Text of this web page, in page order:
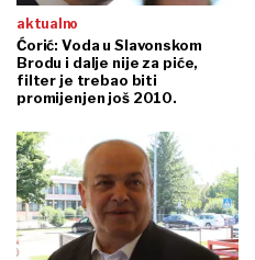
aktualno
Ćorić: Voda u Slavonskom
Brodu i dalje nije za piće,
filter je trebao biti
promijenjen još 2010.